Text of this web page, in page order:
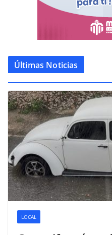
Últimas Noticias
LOCAL